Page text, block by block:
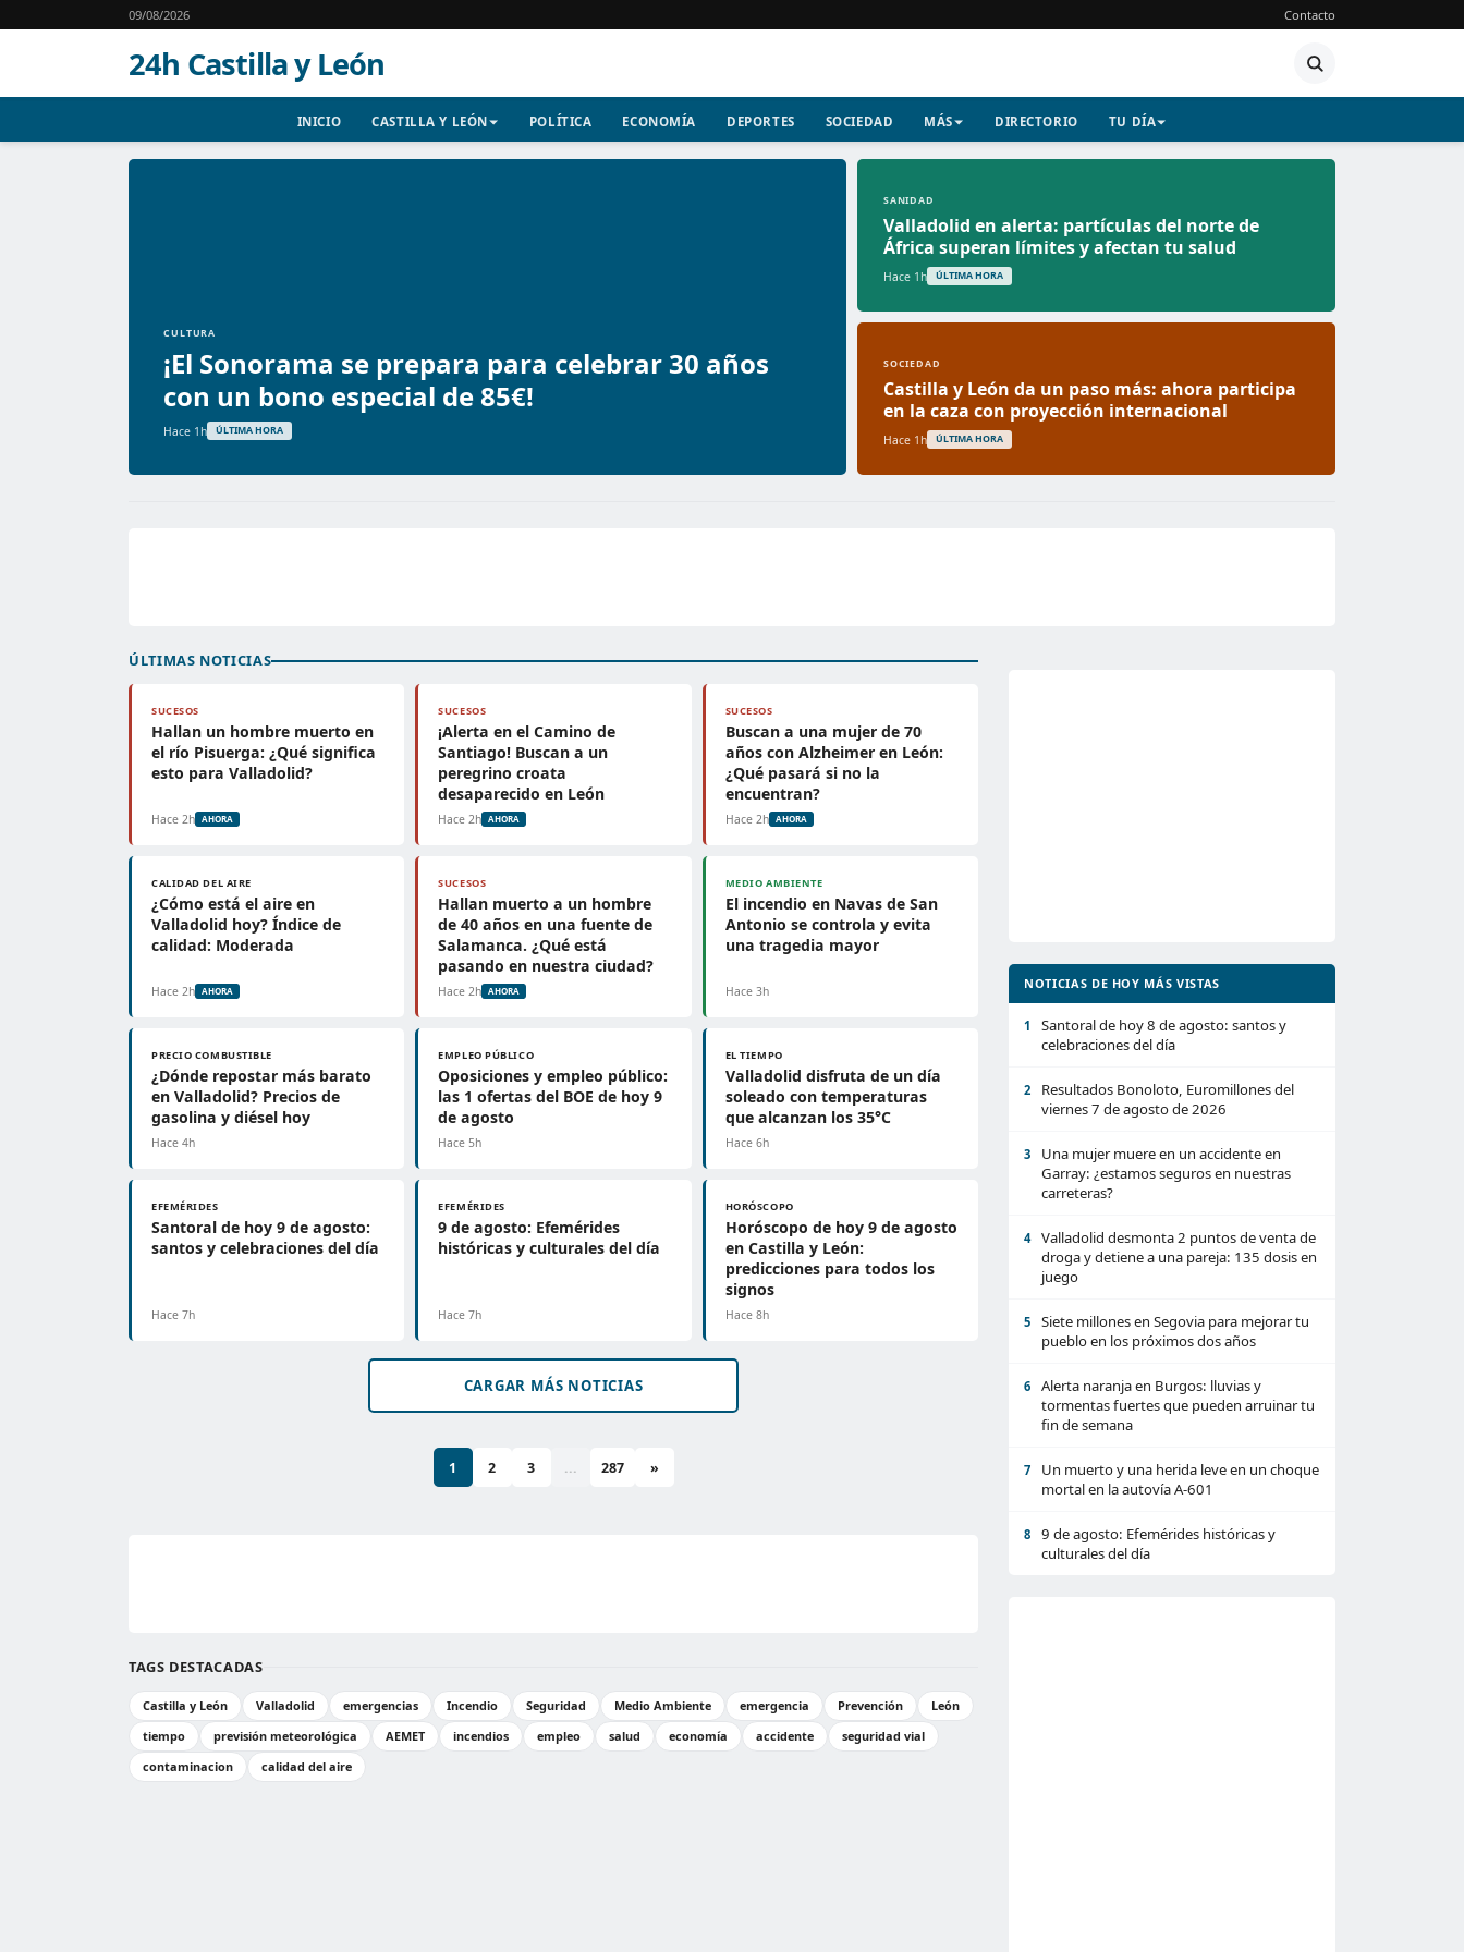
09/08/2026 Contacto
24h Castilla y León
INICIO CASTILLA Y LEÓN POLÍTICA ECONOMÍA DEPORTES SOCIEDAD MÁS DIRECTORIO TU DÍA
CULTURA
¡El Sonorama se prepara para celebrar 30 años
con un bono especial de 85€!
Hace 1h ÚLTIMA HORA
SANIDAD
Valladolid en alerta: partículas del norte de
África superan límites y afectan tu salud
Hace 1h ÚLTIMA HORA
SOCIEDAD
Castilla y León da un paso más: ahora participa
en la caza con proyección internacional
Hace 1h ÚLTIMA HORA
ÚLTIMAS NOTICIAS
SUCESOS
Hallan un hombre muerto en
el río Pisuerga: ¿Qué significa
esto para Valladolid?
Hace 2h AHORA
SUCESOS
¡Alerta en el Camino de
Santiago! Buscan a un
peregrino croata
desaparecido en León
Hace 2h AHORA
SUCESOS
Buscan a una mujer de 70
años con Alzheimer en León:
¿Qué pasará si no la
encuentran?
Hace 2h AHORA
CALIDAD DEL AIRE
¿Cómo está el aire en
Valladolid hoy? Índice de
calidad: Moderada
Hace 2h AHORA
SUCESOS
Hallan muerto a un hombre
de 40 años en una fuente de
Salamanca. ¿Qué está
pasando en nuestra ciudad?
Hace 2h AHORA
MEDIO AMBIENTE
El incendio en Navas de San
Antonio se controla y evita
una tragedia mayor
Hace 3h
PRECIO COMBUSTIBLE
¿Dónde repostar más barato
en Valladolid? Precios de
gasolina y diésel hoy
Hace 4h
EMPLEO PÚBLICO
Oposiciones y empleo público:
las 1 ofertas del BOE de hoy 9
de agosto
Hace 5h
EL TIEMPO
Valladolid disfruta de un día
soleado con temperaturas
que alcanzan los 35°C
Hace 6h
EFEMÉRIDES
Santoral de hoy 9 de agosto:
santos y celebraciones del día
Hace 7h
EFEMÉRIDES
9 de agosto: Efemérides
históricas y culturales del día
Hace 7h
HORÓSCOPO
Horóscopo de hoy 9 de agosto
en Castilla y León:
predicciones para todos los
signos
Hace 8h
CARGAR MÁS NOTICIAS
1 2 3 ... 287 »
TAGS DESTACADAS
Castilla y León Valladolid emergencias Incendio Seguridad Medio Ambiente emergencia Prevención
León
tiempo
previsión meteorológica AEMET incendios empleo salud economía accidente
seguridad vial
contaminacion
calidad del aire
NOTICIAS DE HOY MÁS VISTAS
1
Santoral de hoy 8 de agosto: santos y
celebraciones del día
2
Resultados Bonoloto, Euromillones del
viernes 7 de agosto de 2026
3
Una mujer muere en un accidente en
Garray: ¿estamos seguros en nuestras
carreteras?
4
Valladolid desmonta 2 puntos de venta de
droga y detiene a una pareja: 135 dosis en
juego
5
Siete millones en Segovia para mejorar tu
pueblo en los próximos dos años
6
Alerta naranja en Burgos: lluvias y
tormentas fuertes que pueden arruinar tu
fin de semana
7
Un muerto y una herida leve en un choque
mortal en la autovía A-601
8
9 de agosto: Efemérides históricas y
culturales del día